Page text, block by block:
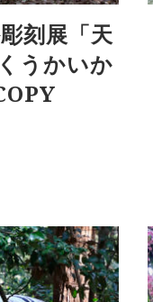
刻展「天
うかいか